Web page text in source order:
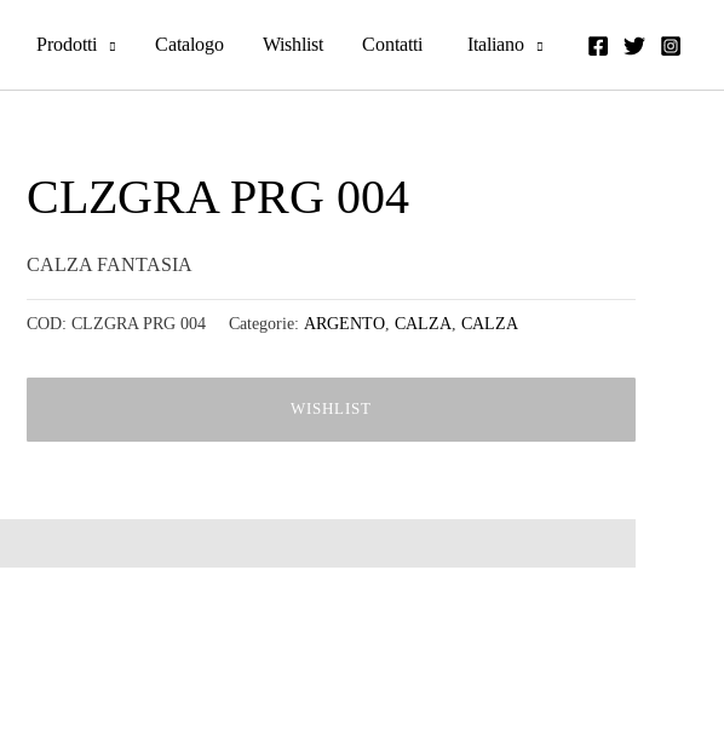
Prodotti Catalogo Wishlist Contatti Italiano
CLZGRA PRG 004
CALZA FANTASIA
COD: CLZGRA PRG 004 Categorie: ARGENTO, CALZA CALZA
WISHLIST